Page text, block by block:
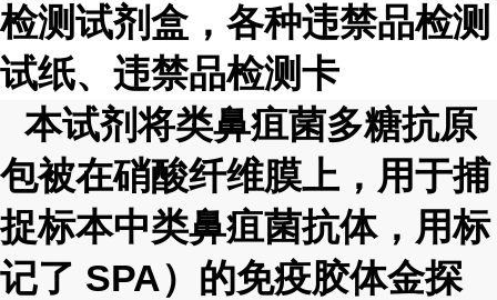
检测试剂盒，各种违禁品检测
试纸、违禁品检测卡
本试剂将类鼻疽菌多糖抗原
包被在硝酸纤维膜上，用于捕
捉标本中类鼻疽菌抗体，用标
记了 SPA）的免疫胶体金探